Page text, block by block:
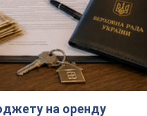
на оренду